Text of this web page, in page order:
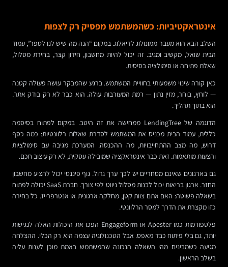
אינטראקטיביות: כשהמשתמש מפסיק רק לצפות
השלב הבא הוא מעבר ממונולוג לדיאלוג. במקום “הנה מה שיש לנו לספר”, עמוד
הבית שואל, מקשיב ומגיב. זה יכול להיות מחשבון, חידון קצר, בחירת מסלול,
שאלת פתיחה או סימולציה בסיסית.
כאן קורה שינוי משמעותי בחוויית המשתמש. ברגע שהמבקר עושה פעולה קטנה
— לוחץ, בוחר, מזין נתון — רמת המעורבות עולה. הוא כבר לא רק בודק אתר.
הוא בתוך תהליך.
הדוגמה של LendingTree ממחישה את זה היטב. במקום לפתוח בסיסמה
כללית, עמוד הבית מכניס את המשתמש לסדרת שאלות רלוונטיות: כמה כסף
דרוש, מה מצב ההתחייבויות, מה ההכנסה. המערכת מגיבה עם סימולציות
והצעות מותאמות. זאת כבר אינטראקציה שמובילה עסקית, לא רק עיצוב חכם.
גם בארגונים שאינם מסחריים יש לכך ערך גדול. גוף פיננסי יכול להציע מחשבון
החזר. ארגון בריאות יכול לבנות מסלול ניווט לפי צורך. חברת SaaS יכולה לפתוח
בשאלה פשוטה: האם אתם צוות קטן, מחלקה ארגונית או אנטרפרייז. כל בחירה
כזו מקצרת את הדרך למסר הרלוונטי.
פלטפורמות כמו Apester או Engageform הפכו את היכולות האלה לנגישות
יותר, גם בלי פיתוח כבד מאפס. אבל הטכנולוגיה עצמה היא רק הכלי. ההצלחה
מגיעה כשמבינים מהי השאלה הנכונה שהמשתמש באמת מוכן לענות עליה
בשלב הראשון.